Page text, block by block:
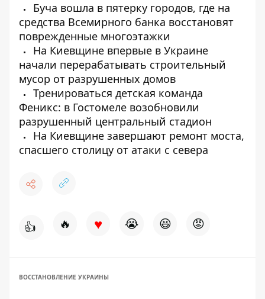
Буча вошла в пятерку городов, где на
средства Всемирного банка восстановят
поврежденные многоэтажки
На Киевщине впервые в Украине
начали перерабатывать строительный
мусор от разрушенных домов
Тренироваться детская команда
Феникс: в Гостомеле возобновили
разрушенный центральный стадион
На Киевщине завершают ремонт моста,
спасшего столицу от атаки с севера
👍 🔥 ♥ 😭 😆 😡
ВОССТАНОВЛЕНИЕ УКРАИНЫ